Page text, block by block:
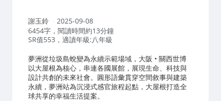
作
者：
謝玉鈴
2025-09-08
6454字，閱讀時間約13分鐘
SR值553，適讀年級:八年級
夢洲從垃圾島蛻變為永續示範場域，大阪 • 關西世博
以大屋根為核心，串連各國展館，展現生命、科技與
設計共創的未來社會。圓形語彙貫穿空間敘事與建築
永續，夢洲站為沉浸式感官旅程起點，大屋根打造全
球共享的幸福生活提案。